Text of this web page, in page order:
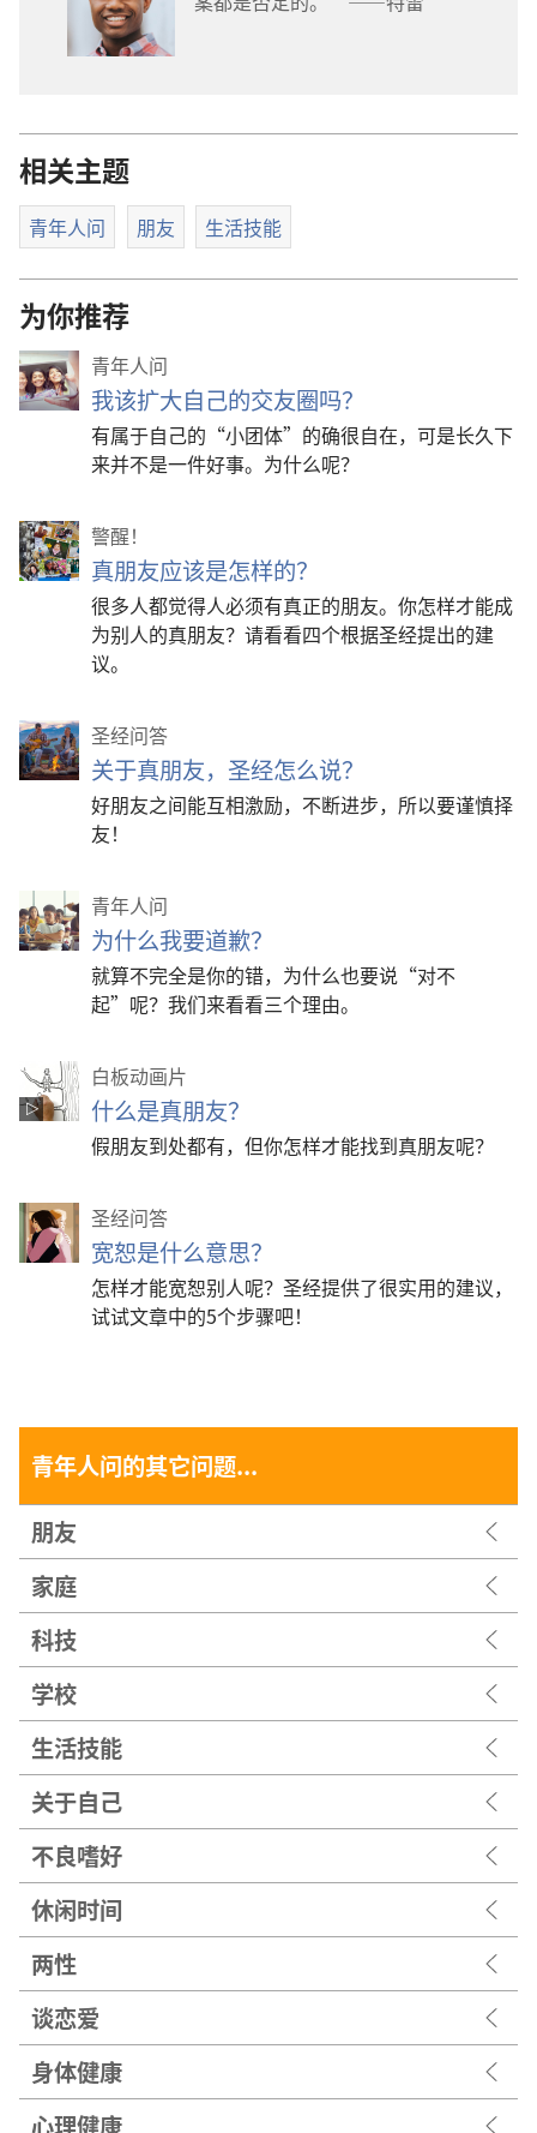
相关主题
青年人问 朋友 生活技能
为你推荐
青年人问
我该扩大自己的交友圈吗？
有属于自己的“小团体”的确很自在，可是长久下
来并不是一件好事。为什么呢？
警醒！
真朋友应该是怎样的？
很多人都觉得人必须有真正的朋友。你怎样才能成
为别人的真朋友？请看看四个根据圣经提出的建
议。
圣经问答
关于真朋友，圣经怎么说？
好朋友之间能互相激励，不断进步，所以要谨慎择
友！
青年人问
为什么我要道歉？
就算不完全是你的错，为什么也要说“对不
起”呢？我们来看看三个理由。
白板动画片
什么是真朋友？
假朋友到处都有，但你怎样才能找到真朋友呢？
圣经问答
宽恕是什么意思？
怎样才能宽恕别人呢？圣经提供了很实用的建议，
试试文章中的5个步骤吧！
青年人问的其它问题...
朋友
家庭
科技
学校
生活技能
关于自己
不良嗜好
休闲时间
两性
谈恋爱
身体健康
心理健康